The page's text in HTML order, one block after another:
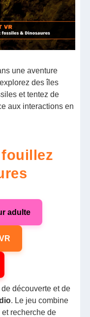
une aventure
des îles
et tentez de
aux interactions en
adulte
découverte et de
. Le jeu combine
recherche de